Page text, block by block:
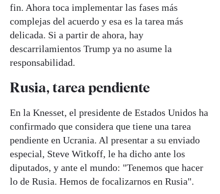
fin. Ahora toca implementar las fases más
complejas del acuerdo y esa es la tarea más
delicada. Si a partir de ahora, hay
descarrilamientos Trump ya no asume la
responsabilidad.
Rusia, tarea pendiente
En la Knesset, el presidente de Estados Unidos ha
confirmado que considera que tiene una tarea
pendiente en Ucrania. Al presentar a su enviado
especial, Steve Witkoff, le ha dicho ante los
diputados, y ante el mundo: "Tenemos que hacer
lo de Rusia. Hemos de focalizarnos en Rusia".